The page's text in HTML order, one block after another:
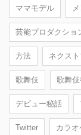
ママモデル
芸能プロダクショ
方法 ネクス
歌舞伎 歌舞
デビュー秘話
Twitter カラオ